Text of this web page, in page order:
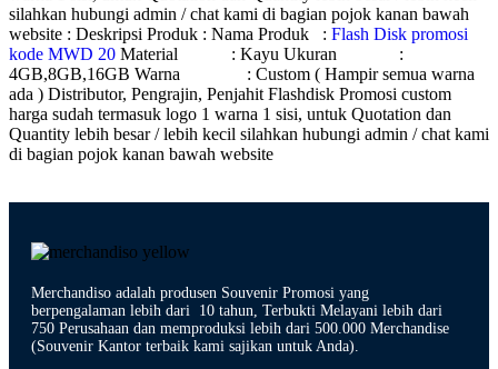
silahkan hubungi admin / chat kami di bagian pojok kanan bawah
website : Deskripsi Produk : Nama Produk : Flash Disk promosi
kode MWD 20 Material : Kayu Ukuran :
4GB,8GB,16GB Warna : Custom ( Hampir semua warna
ada ) Distributor, Pengrajin, Penjahit Flashdisk Promosi custom
harga sudah termasuk logo 1 warna 1 sisi, untuk Quotation dan
Quantity lebih besar / lebih kecil silahkan hubungi admin / chat kami
di bagian pojok kanan bawah website
Merchandiso adalah produsen Souvenir Promosi yang
berpengalaman lebih dari 10 tahun, Terbukti Melayani lebih dari
750 Perusahaan dan memproduksi lebih dari 500.000 Merchandise
(Souvenir Kantor terbaik kami sajikan untuk Anda).